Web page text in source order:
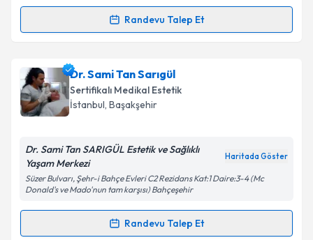
Kişisel verilerimin işlenmesine ilişkin
Metni'ni okudum ve kişisel verilerimin belirtilen
Takvim Talebini Gönder
Randevu Talep Et
Randevu Takvimi Talebi
Dr. Tijen Acarkaniçin randevu takvimi talebi
oluşturun. Size bu uzmandan randevu almanız için bir
takvim hazırlandığında e-posta ile bilgilendireceğiz.
Kişisel verilerimin işlenmesine ilişkin
Metni'ni okudum ve kişisel verilerimin belirtilen
kapsamda işlenmesini kabul ediyorum.
Dr. Sami Tan Sarıgül
Sertifikalı Medikal Estetik
İstanbul, Başakşehir
Dr. Sami Tan SARIGÜL Estetik ve Sağlıklı
Yaşam Merkezi
Haritada Göster
Süzer Bulvarı, Şehr-i Bahçe Evleri C2 Rezidans Kat:1 Daire:3-4 (Mc
Donald's ve Mado'nun tam karşısı) Bahçeşehir
Randevu Talep Et
Randevu Takvimi Talebi